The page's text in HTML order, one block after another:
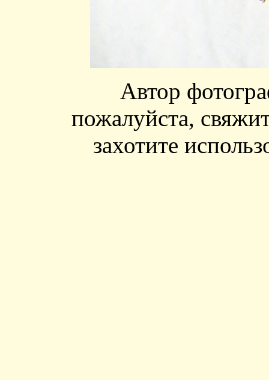
Автор
пожалуйста,
захотите